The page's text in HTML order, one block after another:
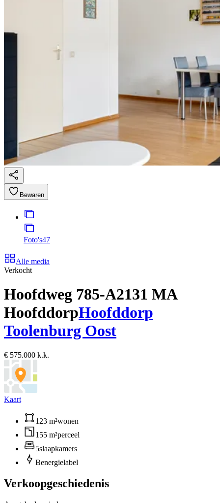
Bewaren
Foto's47
Alle media
Verkocht
Hoofdweg 785-A2131 MA
HoofddorpHoofddorp
Toolenburg Oost
€ 575.000 k.k.
Kaart
123 m²wonen
155 m²perceel
5slaapkamers
Benergielabel
Verkoopgeschiedenis